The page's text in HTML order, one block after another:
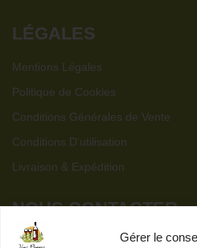
Gérer le
LÉGALES
Mentions Légales
Politique de Cookies
Conditions Générales de Vente
Conditions D'utilisation
Livraison & Expédition
NOUS CONTACTER
contact@vins-propres.fr